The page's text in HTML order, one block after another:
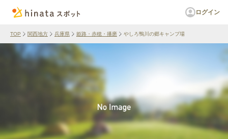
ログイン
TOP 関西地方 兵庫県 姫路・赤穂・播磨 やしろ鴨川の郷キャンプ場